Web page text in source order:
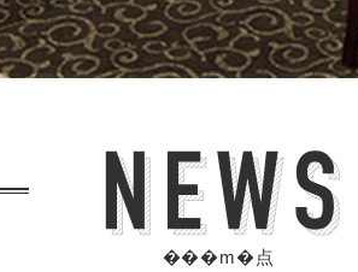
���m�点